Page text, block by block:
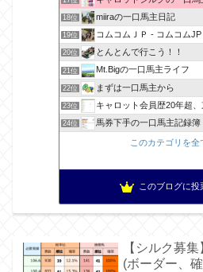
18位 miiraの一口馬主日記
19位 コムコムＪＰ - コムコムJP
20位 とんとんで行こう！！
21位 Mt.Bigの一口馬主ライフ
22位 まずは一口馬主から
23位 キャロット会員歴20年超
24位 馬券下手の一口馬主記録簿
このカテゴリを全
このブログに投
【シルク募
(ボーダー、